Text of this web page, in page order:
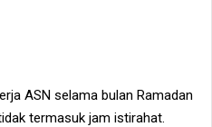
ASN selama bulan Ramadan
termasuk jam istirahat.